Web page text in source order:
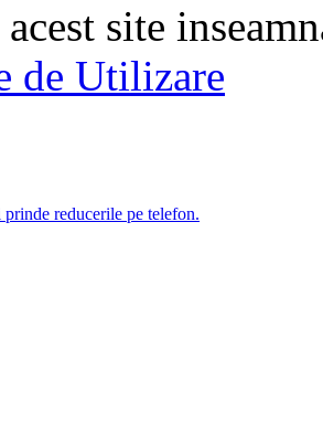
site
de Utilizare
reducerile pe telefon.